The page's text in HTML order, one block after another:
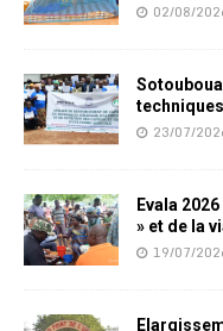
02/08/
23/07/
Evala
» et de la
19/07/